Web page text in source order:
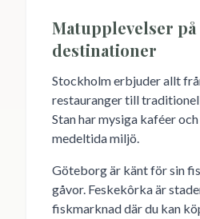
Matupplevelser
destinationer
Stockholm erbjuder allt
restauranger till
Stan har mysiga kaféer
medeltida miljö.
Göteborg är känt för sin
gåvor. Feskekôrka är
fiskmarknad där du kan